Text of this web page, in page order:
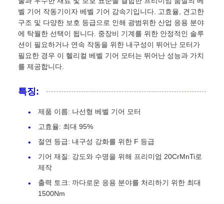
벨 기어 작동기이자 베벨 기어 감속기입니다. 고효율, 견고한
구조 및 다양한 보호 등급으로 인해 광범위한 산업 응용 분야
에 탁월한 선택이 됩니다. 중장비 기계를 위한 안정적인 솔루
션이 필요하거나 연속 작동을 위한 내구성이 뛰어난 모터가
필요한 경우 이 헬리컬 베벨 기어 모터는 뛰어난 성능과 가치
를 제공합니다.
특징:
제품 이름: 나선형 베벨 기어 모터
고효율: 최대 95%
절연 등급: 내구성 강화를 위한 F 등급
기어 재질: 강도와 수명을 위해 프리미엄 20CrMnTi로
제작
출력 토크: 까다로운 응용 분야를 처리하기 위한 최대
1500Nm